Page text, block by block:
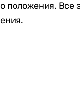
положения. Все